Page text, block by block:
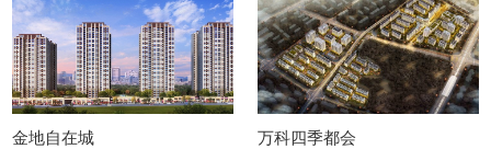
金地自在城 万科四季都会